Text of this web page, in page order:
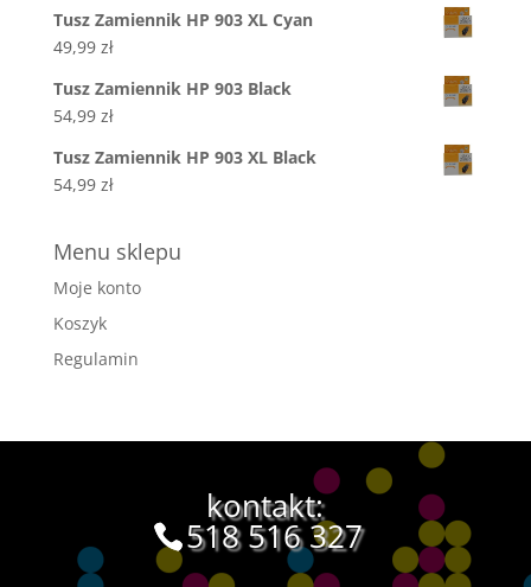
Tusz Zamiennik HP 903 XL Cyan
49,99 zł
Tusz Zamiennik HP 903 Black
54,99 zł
Tusz Zamiennik HP 903 XL Black
54,99 zł
Menu sklepu
Moje konto
Koszyk
Regulamin
kontakt:
518 516 327